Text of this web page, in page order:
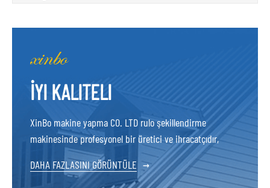
İYI KALITELI
XinBo makine yapma CO. LTD rulo şekillendirme
makinesinde profesyonel bir üretici ve ihracatçıdır,
DAHA FAZLASINI GÖRÜNTÜLE →